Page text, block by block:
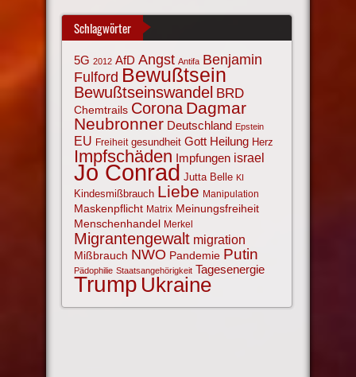
Schlagwörter
5G 2012 AfD Angst Antifa Benjamin
Fulford Bewußtsein
Bewußtseinswandel BRD
Chemtrails Corona Dagmar
Neubronner Deutschland Epstein
EU Freiheit gesundheit Gott Heilung Herz
Impfschäden Impfungen israel
Jo Conrad Jutta Belle KI
Kindesmißbrauch Liebe Manipulation
Maskenpflicht Matrix Meinungsfreiheit
Menschenhandel Merkel
Migrantengewalt migration
Mißbrauch NWO Pandemie Putin
Pädophilie Staatsangehörigkeit Tagesenergie
Trump Ukraine